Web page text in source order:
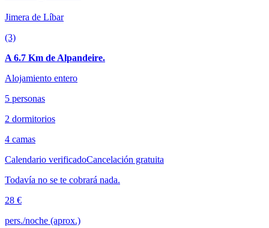
Jimera de Líbar
(3)
A 6.7 Km de Alpandeire.
Alojamiento entero
5 personas
2 dormitorios
4 camas
Calendario verificadoCancelación gratuita
Todavía no se te cobrará nada.
28 €
pers./noche (aprox.)